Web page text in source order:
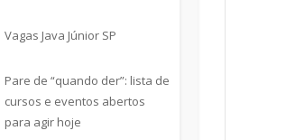
Vagas Java Júnior SP
Pare de “quando der”: lista de
cursos e eventos abertos
para agir hoje